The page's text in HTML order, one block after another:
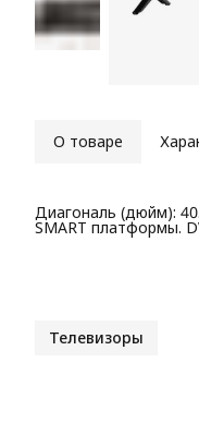
О товаре
Диагональ (дюйм):
SMART платформы.
Телевизоры